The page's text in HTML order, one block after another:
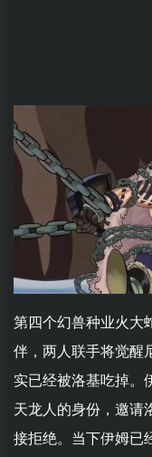
第四个幻兽种业火大
伴，两人联手将觉醒
实已经被洛基吃掉。
天龙人的身份，邀请
接拒绝。当下伊姆已